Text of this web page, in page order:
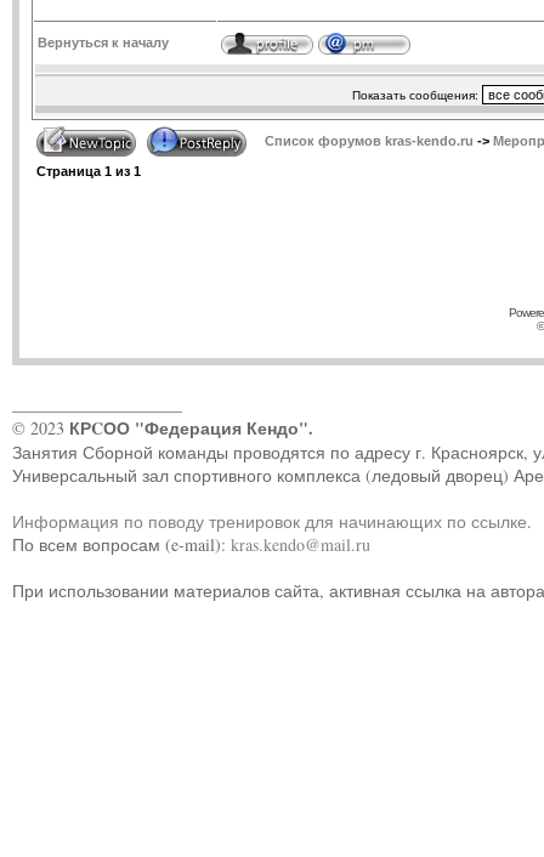
Вернуться к началу
Показать сообщения:
Список форумов kras-kendo.ru ->
Страница 1 из 1
© 2023 КРCОО "Федерация Кендо".
Занятия Сборной команды проводятся по адресу г. Красноярск,
Универсальный зал спортивного комплекса (ледовый дворец)
Информация по поводу тренировок для начинающих по ссылке.
По всем вопросам (e-mail): kras.kendo@mail.ru
При использовании материалов сайта, активная ссылка на